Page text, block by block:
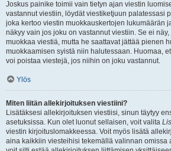
Joskus painike toimii vain tietyn ajan viestin
vastannut viestiin, löydät viestiketjuun palatessasi
joka kertoo viestin muokkauskertojen lukumäärän
näkyy vain jos joku on vastannut viestiin. Se ei
muokkaa viestiä, mutta he saattavat jättää pienen
muokkaamisen syistä niin halutessaan. Huomaa,
voi poistaa viestejä, jos niihin on joku vastannut.
Ylös
Miten liitän allekirjoituksen viestiini?
Lisätäksesi allekirjoituksen viestiisi, sinun täytyy
asetuksissa. Kun olet luonut sellaisen, voit valita
viestin kirjoituslomakkeessa. Voit myös lisätä
aina kaikkiin viesteihisi tekemällä valinnan omissa